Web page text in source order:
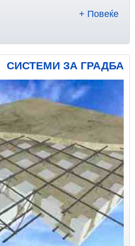
+ Повеќе
СИСТЕМИ ЗА ГРАДБА